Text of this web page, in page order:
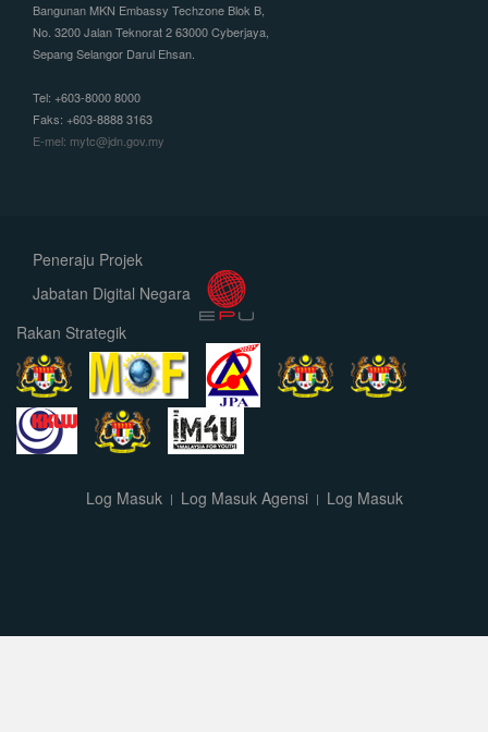
Bangunan MKN Embassy Techzone Blok B,
No. 3200 Jalan Teknorat 2 63000 Cyberjaya,
Sepang Selangor Darul Ehsan.
Tel: +603-8000 8000
Faks: +603-8888 3163
E-mel: mytc@jdn.gov.my
Peneraju Projek
Jabatan Digital Negara
Rakan Strategik
Log Masuk Log Masuk Agensi Log Masuk